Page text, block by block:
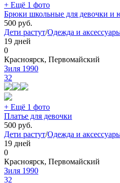
+ Ещё 1 фото
Брюки школьные для девочки и
500 руб.
Дети растут/Одежда и
19 дней
0
Красноярск, Первомайский
Зиля 1990
32
+ Ещё 1 фото
Платье для девочки
500 руб.
Дети растут/Одежда и
19 дней
0
Красноярск, Первомайский
Зиля 1990
32